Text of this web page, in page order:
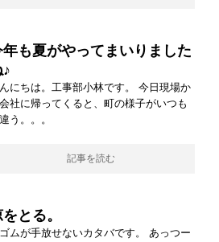
年も夏がやってまいりました
にちは。工事部小林です。 今日現場か
社に帰ってくると、町の様子がいつも
う。。。
記事を読む
とる。
ムが手放せないカタバです。 あっつー